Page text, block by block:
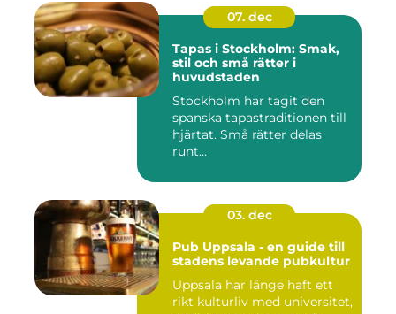
07. dec
Tapas i Stockholm: Smak,
stil och små rätter i
huvudstaden
Stockholm har tagit den
spanska tapastraditionen till
hjärtat. Små rätter delas
runt...
03. dec
Pub Uppsala - en guide till
stadens levande pubkultur
Uppsala har länge haft ett
rikt kulturliv med universitet,